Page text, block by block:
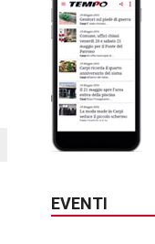
EVENTI